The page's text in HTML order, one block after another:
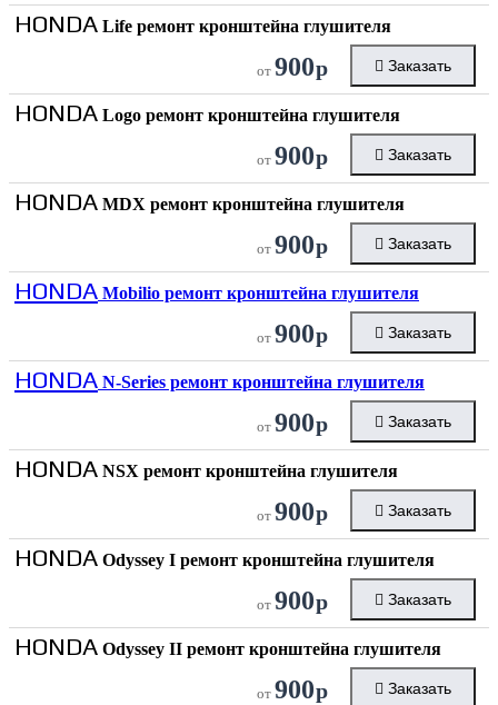
HONDA Life ремонт кронштейна глушителя
от 900р Заказать
HONDA Logo ремонт кронштейна глушителя
от 900р Заказать
HONDA MDX ремонт кронштейна глушителя
от 900р Заказать
HONDA Mobilio ремонт кронштейна глушителя
от 900р Заказать
HONDA N-Series ремонт кронштейна глушителя
от 900р Заказать
HONDA NSX ремонт кронштейна глушителя
от 900р Заказать
HONDA Odyssey I ремонт кронштейна глушителя
от 900р Заказать
HONDA Odyssey II ремонт кронштейна глушителя
от 900р Заказать